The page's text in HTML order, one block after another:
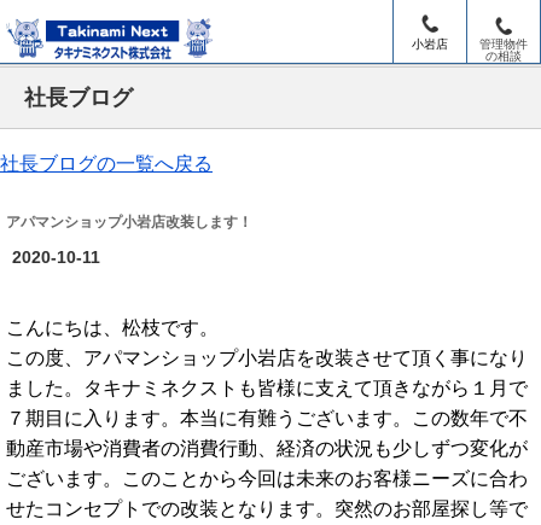
小岩店
管理物件
の相談
社長ブログ
社長ブログの一覧へ戻る
アパマンショップ小岩店改装します！
2020-10-11
こんにちは、松枝です。
この度、アパマンショップ小岩店を改装させて頂く事になり
ました。タキナミネクストも皆様に支えて頂きながら１月で
７期目に入ります。本当に有難うございます。この数年で不
動産市場や消費者の消費行動、経済の状況も少しずつ変化が
ございます。このことから今回は未来のお客様ニーズに合わ
せたコンセプトでの改装となります。突然のお部屋探し等で